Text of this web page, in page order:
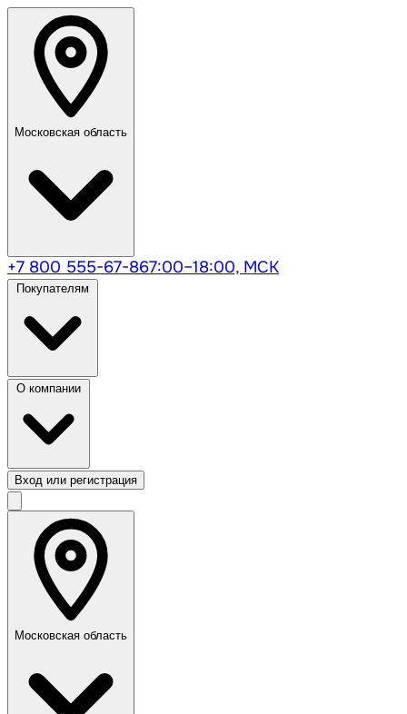
Московская область
+7 800 555-67-867:00–18:00, МСК
Вход или регистрация
Московская область